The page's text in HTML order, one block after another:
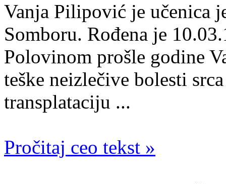
Vanja Pilipović je učenica
Somboru. Rođena je
Polovinom prošle godine
teške neizlečive bolesti
transplataciju ...
Pročitaj ceo tekst »